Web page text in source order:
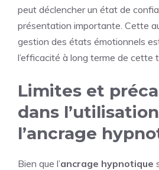
peut déclencher un état de
présentation importante. Cette
gestion des états émotionnels
l’efficacité à long terme de cette
Limites et
dans
l’ancrage
Bien que l’ancrage hypnotique